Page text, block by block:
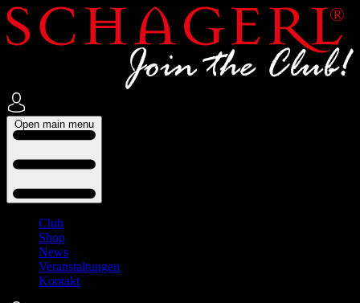
Open main menu
Club
Shop
News
Veranstaltungen
Kontakt